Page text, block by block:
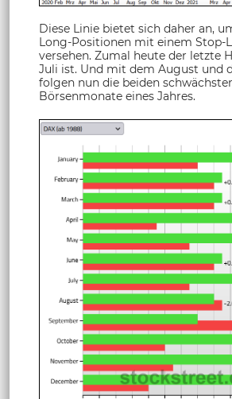
Diese Linie bietet sich daher an,
Long-Positionen mit einem Stop-
versehen. Zumal heute der letzte
Juli ist. Und mit dem August und
folgen nun die beiden
Börsenmonate eines Jahres.